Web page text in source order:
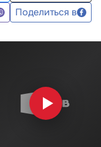
Поделиться в